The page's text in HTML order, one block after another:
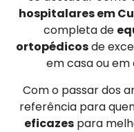
hospitalares em
completa de
ortopédicosde
em casa ou
Com o passar dos
referência para
eficazespara